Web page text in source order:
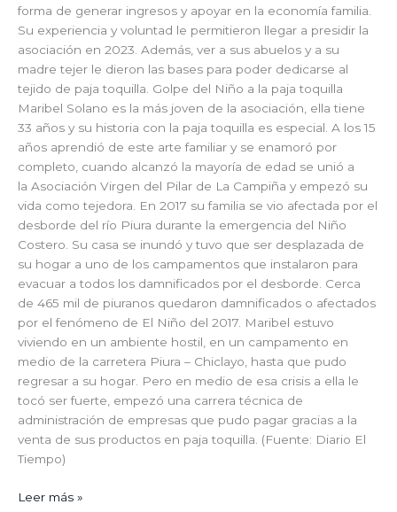
forma de generar ingresos y apoyar en la economía familia.
Su experiencia y voluntad le permitieron llegar a presidir la
asociación en 2023. Además, ver a sus abuelos y a su
madre tejer le dieron las bases para poder dedicarse al
tejido de paja toquilla. Golpe del Niño a la paja toquilla
Maribel Solano es la más joven de la asociación, ella tiene
33 años y su historia con la paja toquilla es especial. A los 15
años aprendió de este arte familiar y se enamoró por
completo, cuando alcanzó la mayoría de edad se unió a
la Asociación Virgen del Pilar de La Campiña y empezó su
vida como tejedora. En 2017 su familia se vio afectada por el
desborde del río Piura durante la emergencia del Niño
Costero. Su casa se inundó y tuvo que ser desplazada de
su hogar a uno de los campamentos que instalaron para
evacuar a todos los damnificados por el desborde. Cerca
de 465 mil de piuranos quedaron damnificados o afectados
por el fenómeno de El Niño del 2017. Maribel estuvo
viviendo en un ambiente hostil, en un campamento en
medio de la carretera Piura – Chiclayo, hasta que pudo
regresar a su hogar. Pero en medio de esa crisis a ella le
tocó ser fuerte, empezó una carrera técnica de
administración de empresas que pudo pagar gracias a la
venta de sus productos en paja toquilla. (Fuente: Diario El
Tiempo)
Leer más »